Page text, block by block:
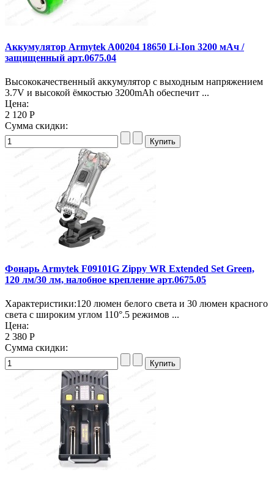
Аккумулятор Armytek A00204 18650 Li-Ion 3200 мАч /
защищенный арт.0675.04
Высококачественный аккумулятор с выходным напряжением
3.7V и высокой ёмкостью 3200mAh обеспечит ...
Цена:
2 120 Р
Сумма скидки:
Фонарь Armytek F09101G Zippy WR Extended Set Green,
120 лм/30 лм, налобное крепление арт.0675.05
Характеристики:120 люмен белого света и 30 люмен красного
света с широким углом 110°.5 режимов ...
Цена:
2 380 Р
Сумма скидки: